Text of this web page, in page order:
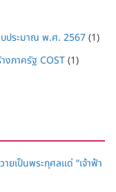
บประมาณ พ.ศ. 2567(1)
งภาครัฐ COST(1)
เป็นพระกุศลแด่ “เจ้าฟ้า